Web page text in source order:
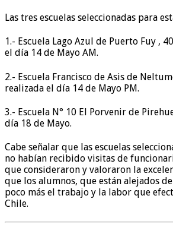
Las tres escuelas seleccionadas para
1.- Escuela Lago Azul de Puerto Fuy ,
el día 14 de Mayo AM.
2.- Escuela Francisco de Asis de
realizada el día 14 de Mayo PM.
3.- Escuela N° 10 El Porvenir de
día 18 de Mayo.
Cabe señalar que las escuelas
no habían recibido visitas de
que consideraron y valoraron la
que los alumnos, que están alejados
poco más el trabajo y la labor que
Chile.